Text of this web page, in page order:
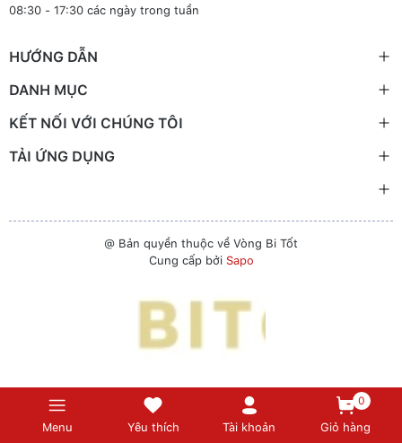
Menu Yêu thích Tài khoản
0
Giỏ hàng
08:30 - 17:30 các ngày trong tuần
HƯỚNG DẪN
DANH MỤC
KẾT NỐI VỚI CHÚNG TÔI
TẢI ỨNG DỤNG
@ Bản quyền thuộc về Vòng Bi Tốt
Cung cấp bởi Sapo